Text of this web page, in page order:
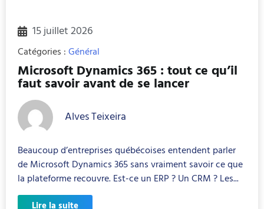
15 juillet 2026
Catégories :Général
Microsoft Dynamics 365 : tout ce qu’il
faut savoir avant de se lancer
Alves Teixeira
Beaucoup d’entreprises québécoises entendent parler
de Microsoft Dynamics 365 sans vraiment savoir ce que
la plateforme recouvre. Est-ce un ERP ? Un CRM ? Les...
Lire la suite